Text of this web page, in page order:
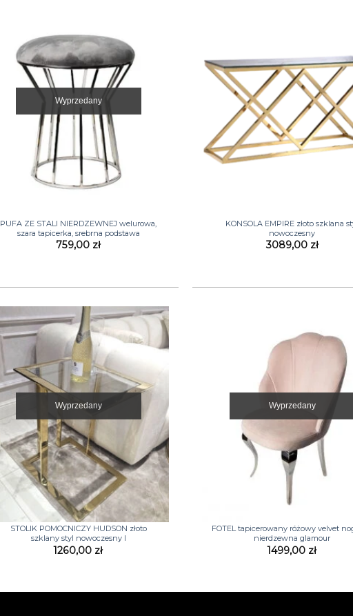
Wyprzedany
PUFA ZE STALI NIERDZEWNEJ welurowa,
szara tapicerka, srebrna podstawa
759,00 zł
KONSOLA EMPIRE złoto szklana
nowoczesny
3089,00 zł
Wyprzedany
STOLIK POMOCNICZY HUDSON złoto
szklany styl nowoczesny I
1260,00 zł
Wyprzedany
FOTEL tapicerowany różowy velvet
nierdzewna glamour
1499,00 zł